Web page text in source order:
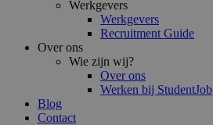
Werkgevers
Werkgevers
Recruitment Guide
Over ons
Wie zijn wij?
Over ons
Werken bij StudentJob
Blog
Contact